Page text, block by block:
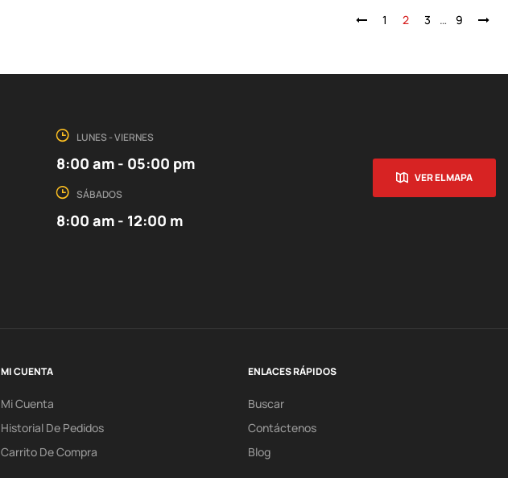
1 2 3 … 9
LUNES - VIERNES
8:00 am - 05:00 pm
SÁBADOS
8:00 am - 12:00 m
VER EL MAPA
MI CUENTA
Mi Cuenta
Historial De Pedidos
Carrito De Compra
ENLACES RÁPIDOS
Buscar
Contáctenos
Blog